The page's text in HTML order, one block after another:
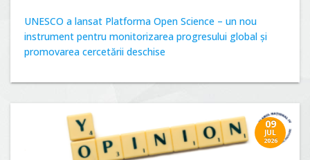
UNESCO a lansat Platforma Open Science – un nou
instrument pentru monitorizarea progresului global și
promovarea cercetării deschise
09
JUL
2026